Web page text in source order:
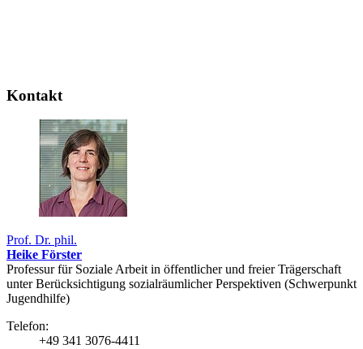
Kontakt
Prof. Dr. phil.
Heike Förster
Professur für Soziale Arbeit in öffentlicher und freier Trägerschaft
unter Berücksichtigung sozialräumlicher Perspektiven (Schwerpunkt
Jugendhilfe)
Telefon:
+49 341 3076-4411